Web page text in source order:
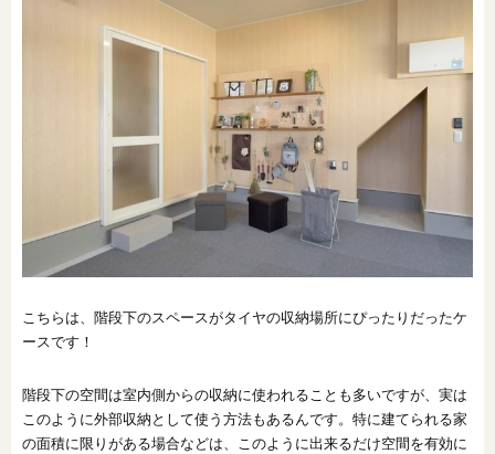
こちらは、階段下のスペースがタイヤの収納場所にぴったりだったケ
ースです！
階段下の空間は室内側からの収納に使われることも多いですが、実は
このように外部収納として使う方法もあるんです。特に建てられる家
の面積に限りがある場合などは、このように出来るだけ空間を有効に